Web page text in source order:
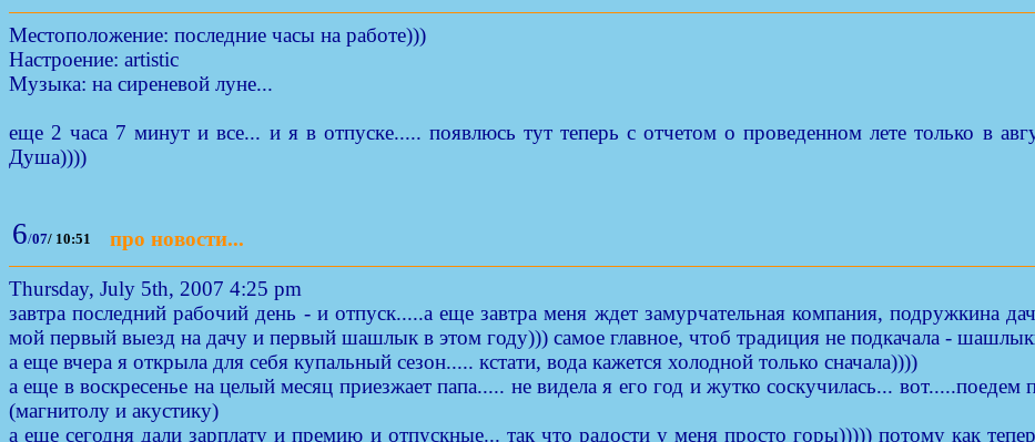
Местоположение: последние часы на работе)))
Настроение: artistic
Музыка: на сиреневой луне...
еще 2 часа 7 минут и все... и я в отпуске..... появлюсь тут теперь с отчетом о проведенном лете только в
Душа))))
6/07/ 10:51 про новости...
Thursday, July 5th, 2007 4:25 pm
завтра последний рабочий день - и отпуск.....а еще завтра меня ждет замурчательная компания, подружкина
мой первый выезд на дачу и первый шашлык в этом году))) самое главное, чтоб традиция не подкачала -
а еще вчера я открыла для себя купальный сезон..... кстати, вода кажется холодной только сначала))))
а еще в воскресенье на целый месяц приезжает папа..... не видела я его год и жутко соскучилась...
(магнитолу и акустику)
а еще сегодня дали зарплату и премию и отпускные... так что радости у меня просто горы))))) потому как